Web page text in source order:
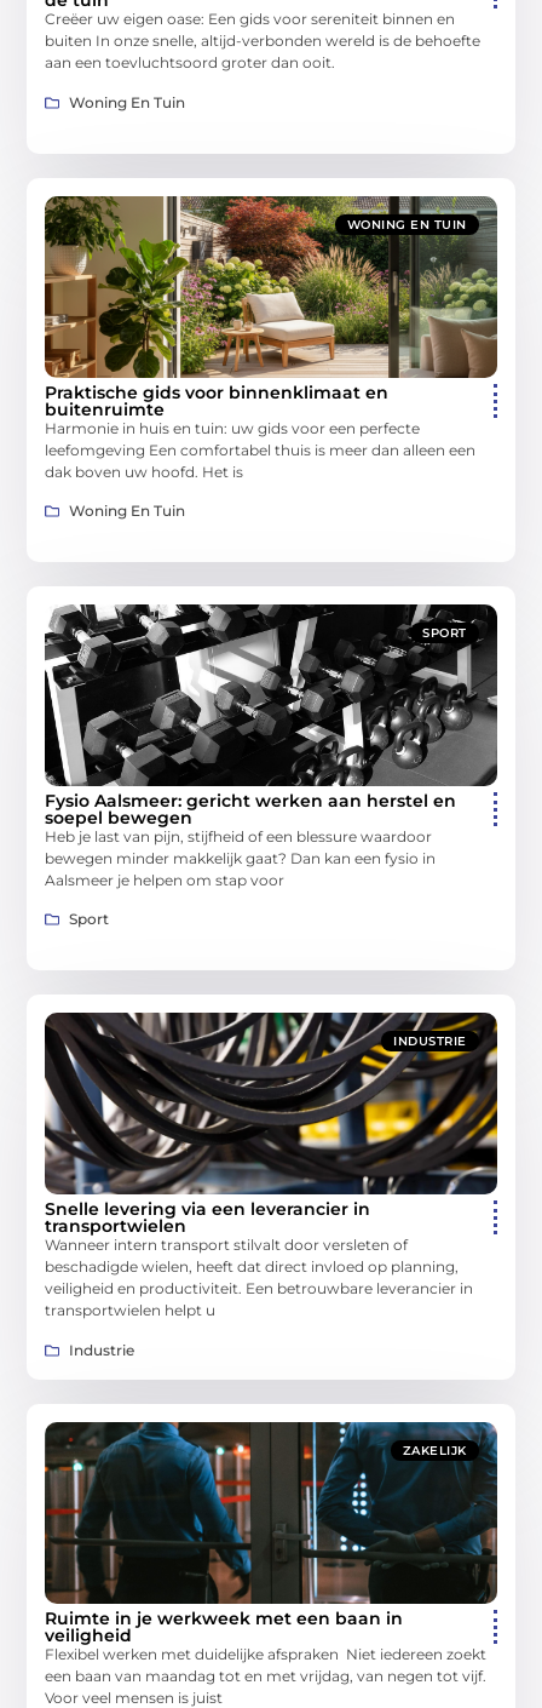
Creëer uw eigen oase: Een gids voor sereniteit binnen en
buiten In onze snelle, altijd-verbonden wereld is de behoefte
aan een toevluchtsoord groter dan ooit.
Woning En Tuin
WONING EN TUIN
Praktische gids voor binnenklimaat en
buitenruimte
Harmonie in huis en tuin: uw gids voor een perfecte
leefomgeving Een comfortabel thuis is meer dan alleen een
dak boven uw hoofd. Het is
Woning En Tuin
SPORT
Fysio Aalsmeer: gericht werken aan herstel en
soepel bewegen
Heb je last van pijn, stijfheid of een blessure waardoor
bewegen minder makkelijk gaat? Dan kan een fysio in
Aalsmeer je helpen om stap voor
Sport
INDUSTRIE
Snelle levering via een leverancier in
transportwielen
Wanneer intern transport stilvalt door versleten of
beschadigde wielen, heeft dat direct invloed op planning,
veiligheid en productiviteit. Een betrouwbare leverancier in
transportwielen helpt u
Industrie
ZAKELIJK
Ruimte in je werkweek met een baan in
veiligheid
Flexibel werken met duidelijke afspraken Niet iedereen zoekt
een baan van maandag tot en met vrijdag, van negen tot vijf.
Voor veel mensen is juist